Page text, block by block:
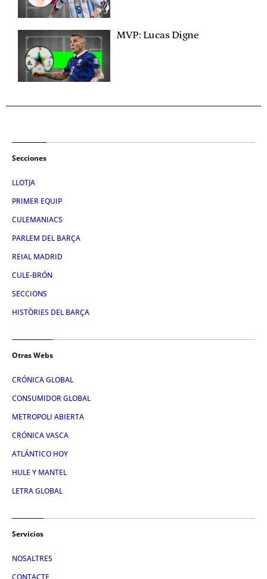
MVP: Lucas Digne
Secciones
LLOTJA
PRIMER EQUIP
CULEMANIACS
PARLEM DEL BARÇA
REIAL MADRID
CULE-BRÓN
SECCIONS
HISTÒRIES DEL BARÇA
Otras Webs
CRÓNICA GLOBAL
CONSUMIDOR GLOBAL
METROPOLI ABIERTA
CRÓNICA VASCA
ATLÁNTICO HOY
HULE Y MANTEL
LETRA GLOBAL
Servicios
NOSALTRES
CONTACTE